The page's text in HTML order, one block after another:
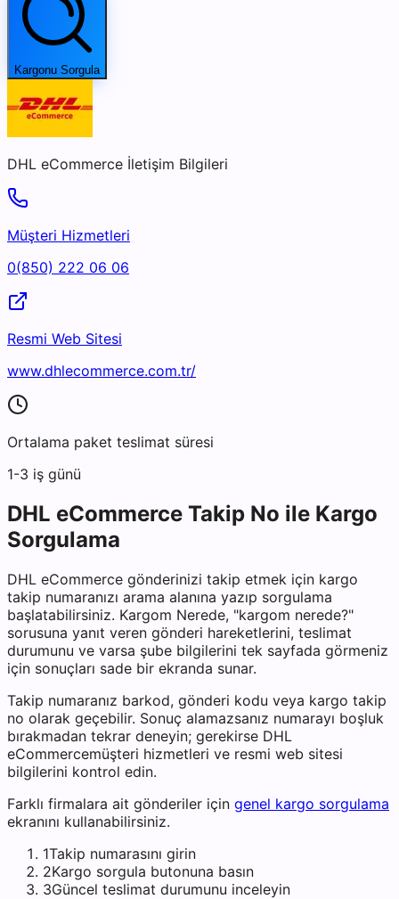
Kargonu Sorgula
DHL eCommerce İletişim Bilgileri
Müşteri Hizmetleri
0(850) 222 06 06
Resmi Web Sitesi
www.dhlecommerce.com.tr/
Ortalama paket teslimat süresi
1-3 iş günü
DHL eCommerce Takip No ile Kargo
Sorgulama
DHL eCommerce gönderinizi takip etmek için kargo
takip numaranızı arama alanına yazıp sorgulama
başlatabilirsiniz. Kargom Nerede, "kargom nerede?"
sorusuna yanıt veren gönderi hareketlerini, teslimat
durumunu ve varsa şube bilgilerini tek sayfada görmeniz
için sonuçları sade bir ekranda sunar.
Takip numaranız barkod, gönderi kodu veya kargo takip
no olarak geçebilir. Sonuç alamazsanız numarayı boşluk
bırakmadan tekrar deneyin; gerekirse DHL
eCommercemüşteri hizmetleri ve resmi web sitesi
bilgilerini kontrol edin.
Farklı firmalara ait gönderiler için genel kargo sorgulama
ekranını kullanabilirsiniz.
1Takip numarasını girin
2Kargo sorgula butonuna basın
3Güncel teslimat durumunu inceleyin